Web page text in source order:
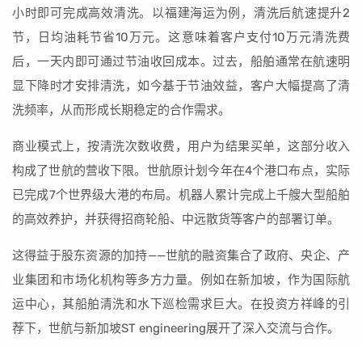
小时即可完成高效清洗。以福建海运为例，清洗后航速提升2
节，日均油耗节省10万元。这意味着客户支付10万元清洗费
后，一天内即可通过节油收回成本。过去，船舶通常在航速明
显下降时才安排清洗，如今基于节油效益，客户大幅提高了清
洗频率，从而形成长期稳定的合作需求。
商业模式上，按清洗次数收费，用户为结果买单，这部分收入
构成了世航的营收下限。世航原计划今年在4个港口布点，实际
已完成7个世界级大港的布局。机器人累计完成上千艘大型船舶
的高效养护，并获得招商轮船、中远散货等客户的部署订单。
这得益于股东资源的加持——世航的融资集合了政府、央企、产
业集团和市场化机构等多方力量。例如在新加坡，作为国际航
运中心，其船舶清洗和水下巡检需求巨大。在投资方祥峰的引
荐下，世航与新加坡ST engineering展开了深入交流与合作。